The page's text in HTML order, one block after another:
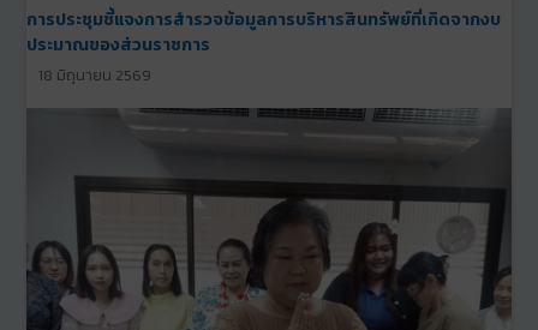
การประชุมชี้แจงการสำรวจข้อมูลการบริหารสินทรัพย์ที่เกิดจากงบ
ประมาณของส่วนราชการ
18 มิถุนายน 2569